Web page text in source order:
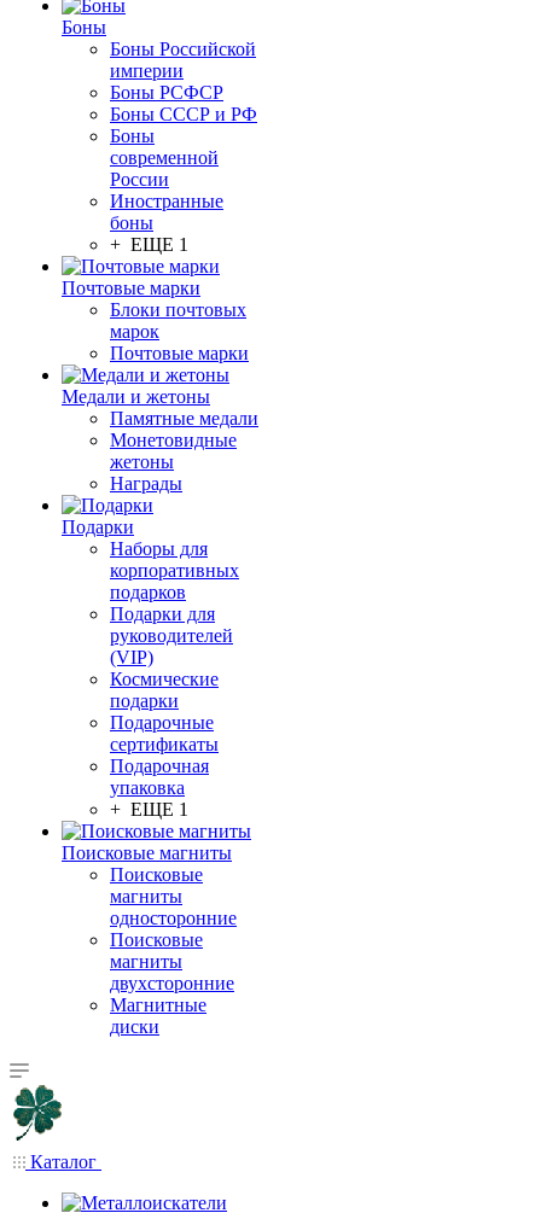
Боны
Боны Российской
империи
Боны РСФСР
Боны СССР и РФ
Боны
современной
России
Иностранные
боны
+ ЕЩЕ 1
Почтовые марки
Блоки почтовых
марок
Почтовые марки
Медали и жетоны
Памятные медали
Монетовидные
жетоны
Награды
Подарки
Наборы для
корпоративных
подарков
Подарки для
руководителей
(VIP)
Космические
подарки
Подарочные
сертификаты
Подарочная
упаковка
+ ЕЩЕ 1
Поисковые магниты
Поисковые
магниты
односторонние
Поисковые
магниты
двухсторонние
Магнитные
диски
Каталог